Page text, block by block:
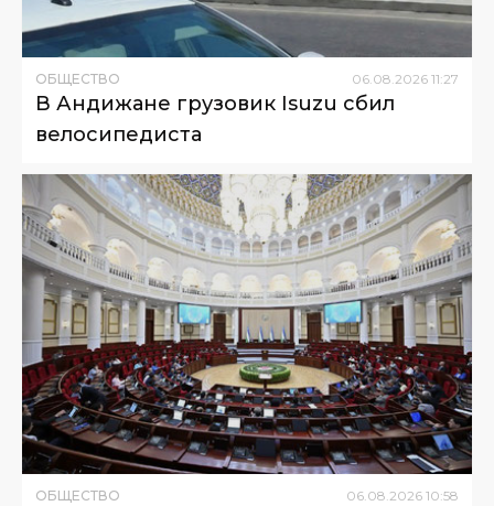
ОБЩЕСТВО 06.08.2026 11:27
В Андижане грузовик Isuzu сбил
велосипедиста
ОБЩЕСТВО 06.08.2026 10:58